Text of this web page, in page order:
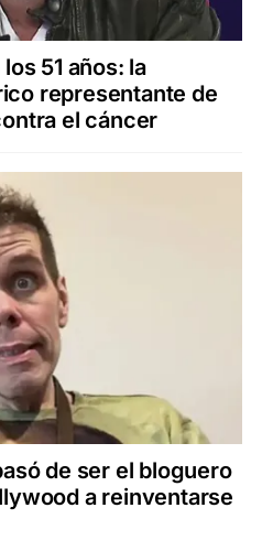
51 años: la
representante de
el cáncer
de ser el bloguero
a reinventarse